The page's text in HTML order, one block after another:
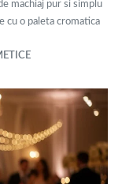
machiaj pur si simplu
cu o paleta cromatica